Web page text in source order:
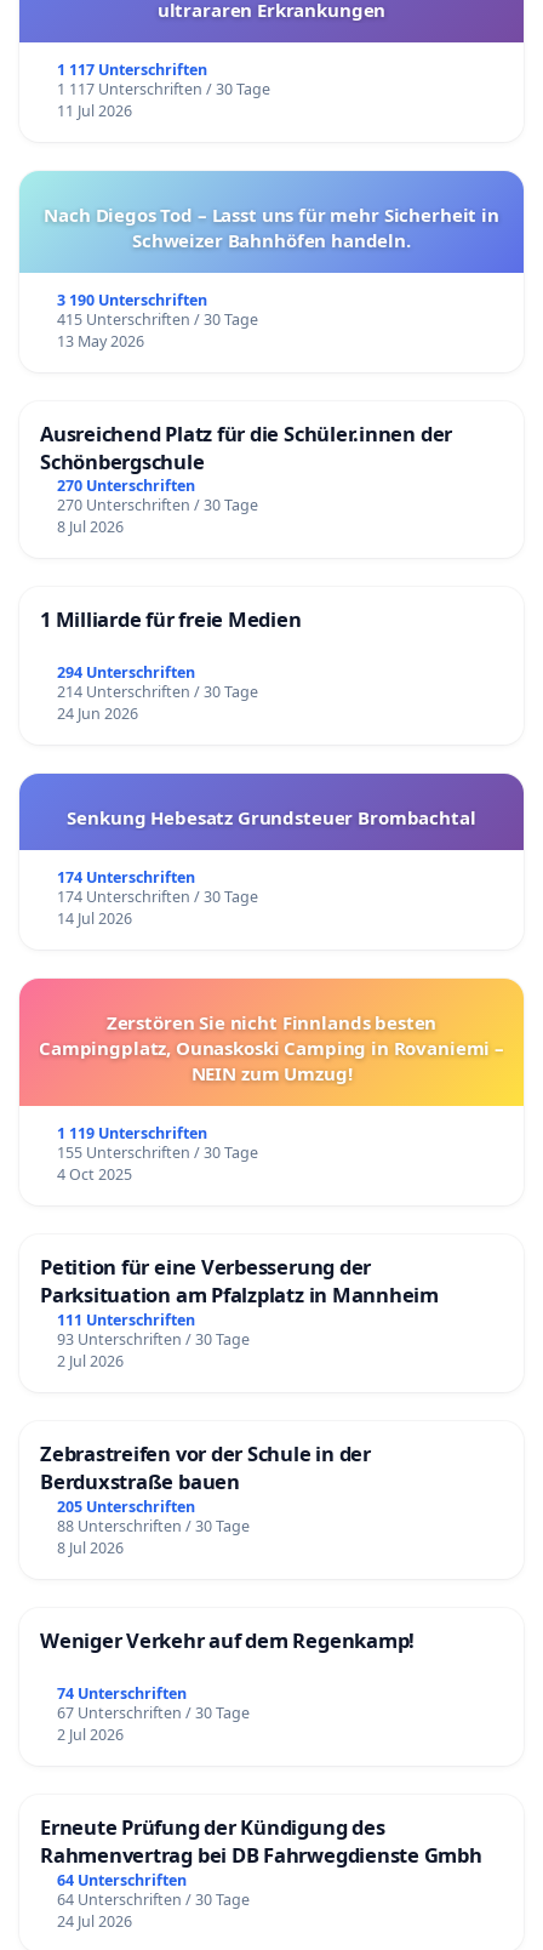
ultrararen Erkrankungen
1 117 Unterschriften
1 117 Unterschriften / 30 Tage
11 Jul 2026
Nach Diegos Tod – Lasst uns für mehr Sicherheit in
Schweizer Bahnhöfen handeln.
3 190 Unterschriften
415 Unterschriften / 30 Tage
13 May 2026
Ausreichend Platz für die Schüler.innen der
Schönbergschule
270 Unterschriften
270 Unterschriften / 30 Tage
8 Jul 2026
1 Milliarde für freie Medien
294 Unterschriften
214 Unterschriften / 30 Tage
24 Jun 2026
Senkung Hebesatz Grundsteuer Brombachtal
174 Unterschriften
174 Unterschriften / 30 Tage
14 Jul 2026
Zerstören Sie nicht Finnlands besten
Campingplatz, Ounaskoski Camping in Rovaniemi –
NEIN zum Umzug!
1 119 Unterschriften
155 Unterschriften / 30 Tage
4 Oct 2025
Petition für eine Verbesserung der
Parksituation am Pfalzplatz in Mannheim
111 Unterschriften
93 Unterschriften / 30 Tage
2 Jul 2026
Zebrastreifen vor der Schule in der
Berduxstraße bauen
205 Unterschriften
88 Unterschriften / 30 Tage
8 Jul 2026
Weniger Verkehr auf dem Regenkamp!
74 Unterschriften
67 Unterschriften / 30 Tage
2 Jul 2026
Erneute Prüfung der Kündigung des
Rahmenvertrag bei DB Fahrwegdienste Gmbh
64 Unterschriften
64 Unterschriften / 30 Tage
24 Jul 2026